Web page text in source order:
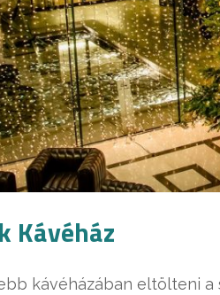
Kávéház
kávéházában eltölteni